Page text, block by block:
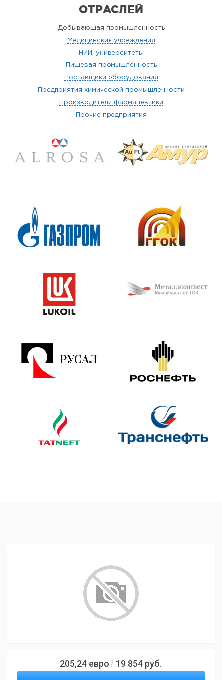
ОТРАСЛЕЙ
Добывающая промышленность
Медицинские учреждения
НИИ, университеты
Пищевая промышленность
Поставщики оборудования
Предприятия химической промышленности
Производители фармацевтики
Прочие предприятия
205,24 евро / 19 854 руб.